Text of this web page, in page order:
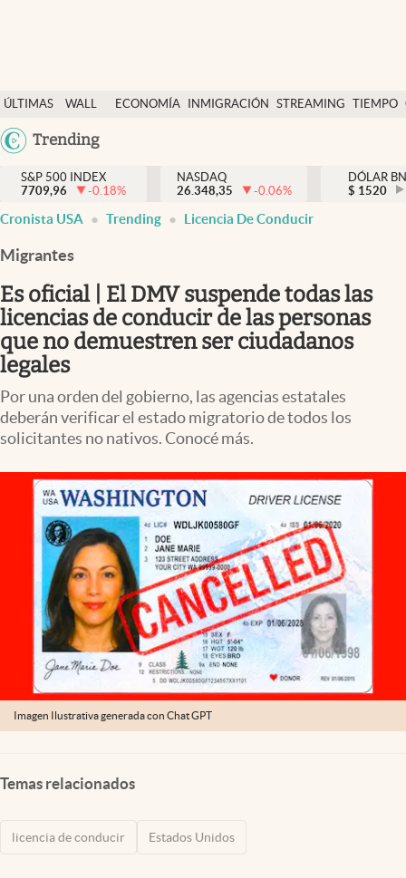
ÚLTIMAS
NOTICIAS
WALL
DÓLAR
ECONOMÍA INMIGRACIÓN STREAMING TIEMPO
México
Trending
Finanzas y economía
Wall Street y dólar
Inmigración
Espiritual
Streaming
PC y mobile
Lifestyle
S&P 500 INDEX
7709,96
-0.18%
NASDAQ
26.348,35
-0.06%
DÓLAR
$ 1520
Cronista USA Trending Licencia De Conducir
Migrantes
Es oficial | El DMV suspende todas las
licencias de conducir de las personas
que no demuestren ser ciudadanos
legales
Por una orden del gobierno, las agencias estatales
deberán verificar el estado migratorio de todos los
solicitantes no nativos. Conocé más.
Imagen Ilustrativa generada con Chat GPT
Temas relacionados
licencia de conducir Estados Unidos